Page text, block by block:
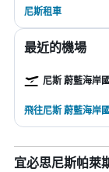
尼斯租車
最近的機場
尼斯 蔚藍海岸
飛往尼斯 蔚藍海岸
宜必思尼斯帕萊